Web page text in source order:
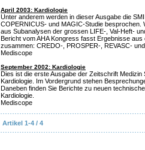
April 2003: Kardiologie
Unter anderem werden in dieser Ausgabe die
COPERNICUS- und MAGIC-Studie besprochen.
aus Subanalysen der grossen LIFE-, Val-Heft-
Bericht vom AHA Kongress fasst Ergebnisse aus
zusammen: CREDO-, PROSPER-, REVASC-
Mediscope
September 2002: Kardiologie
Dies ist die erste Ausgabe der Zeitschrift
Kardiologie. Im Vordergrund stehen
Daneben finden Sie Berichte zu neuen
Kardiologie.
Mediscope
Artikel 1-4 / 4